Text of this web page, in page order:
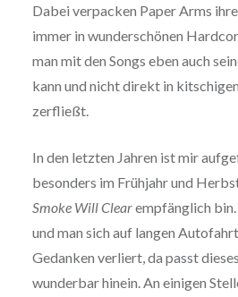
Dabei verpacken Paper Arms
immer in wunderschönen
man mit den Songs eben auch
kann und nicht direkt in
zerfließt.
In den letzten Jahren ist mir
besonders im Frühjahr und
Smoke Will Clearempfänglich
und man sich auf langen
Gedanken verliert, da passt
wunderbar hinein. An einigen